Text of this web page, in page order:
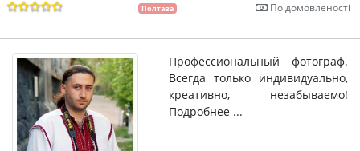
Полтава По домовленості
Профессиональный фотограф.
Всегда только индивидуально,
креативно, незабываемо!
Подробнее ...